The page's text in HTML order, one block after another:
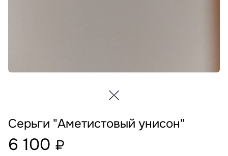
Серьги "Аметистовый унисон"
6 100 ₽